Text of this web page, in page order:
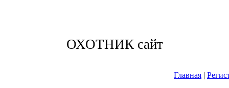
ОХОТНИК сайт
Главная |